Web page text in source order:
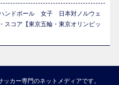
ハンドボール 女子 日本対ノルウェ
コア【東京五輪・東京オリンピッ
ッカー専門のネットメディアです。